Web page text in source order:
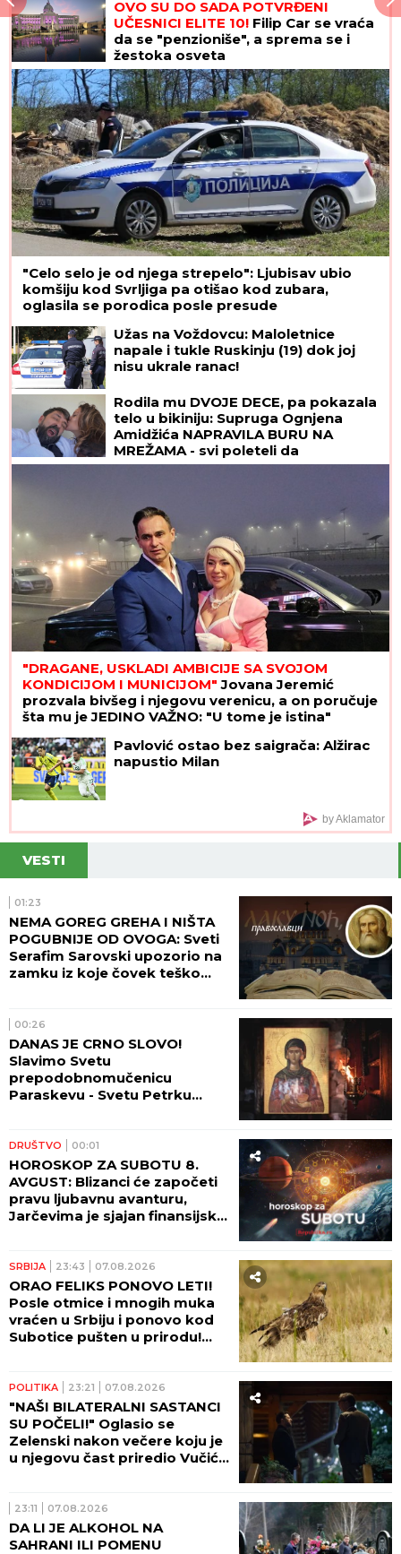
OVO SU DO SADA POTVRĐENI
UČESNICI ELITE 10! Filip Car se vraća
da se "penzioniše", a sprema se i
žestoka osveta
"Celo selo je od njega strepelo": Ljubisav ubio
komšiju kod Svrljiga pa otišao kod zubara,
oglasila se porodica posle presude
Užas na Voždovcu: Maloletnice
napale i tukle Ruskinju (19) dok joj
nisu ukrale ranac!
Rodila mu DVOJE DECE, pa pokazala
telo u bikiniju: Supruga Ognjena
Amidžića NAPRAVILA BURU NA
MREŽAMA - svi poleteli da
komentarišu! (FOTO)
"DRAGANE, USKLADI AMBICIJE SA SVOJOM
KONDICIJOM I MUNICIJOM" Jovana Jeremić
prozvala bivšeg i njegovu verenicu, a on poručuje
šta mu je JEDINO VAŽNO: "U tome je istina"
Pavlović ostao bez saigrača: Alžirac
napustio Milan
by Aklamator
VESTI
01:23
NEMA GOREG GREHA I NIŠTA
POGUBNIJE OD OVOGA: Sveti
Serafim Sarovski upozorio na
zamku iz koje čovek teško
00:26
DANAS JE CRNO SLOVO!
Slavimo Svetu
prepodobnomučenicu
Paraskevu - Svetu Petrku
DRUŠTVO 00:01
HOROSKOP ZA SUBOTU 8.
AVGUST: Blizanci će započeti
pravu ljubavnu avanturu,
Jarčevima je sjajan finansijski
SRBIJA 23:43 07.08.2026
ORAO FELIKS PONOVO LETI!
Posle otmice i mnogih muka
vraćen u Srbiju i ponovo kod
Subotice pušten u prirodu!
POLITIKA 23:21 07.08.2026
"NAŠI BILATERALNI SASTANCI
SU POČELI!" Oglasio se
Zelenski nakon večere koju je
u njegovu čast priredio Vučić!
23:11 07.08.2026
DA LI JE ALKOHOL NA
SAHRANI ILI POMENU